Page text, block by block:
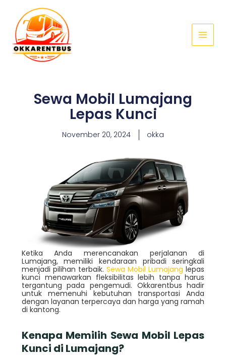
content
Menu
Sewa Mobil Lumajang
Lepas Kunci
November 20, 2024 okka
Ketika Anda merencanakan perjalanan di
Lumajang, memiliki kendaraan pribadi seringkali
menjadi pilihan terbaik. Sewa Mobil Lumajang lepas
kunci menawarkan fleksibilitas lebih tanpa harus
tergantung pada pengemudi. Okkarentbus hadir
untuk memenuhi kebutuhan transportasi Anda
dengan layanan terpercaya dan harga yang ramah
di kantong.
Kenapa Memilih Sewa Mobil Lepas
Kunci di Lumajang?